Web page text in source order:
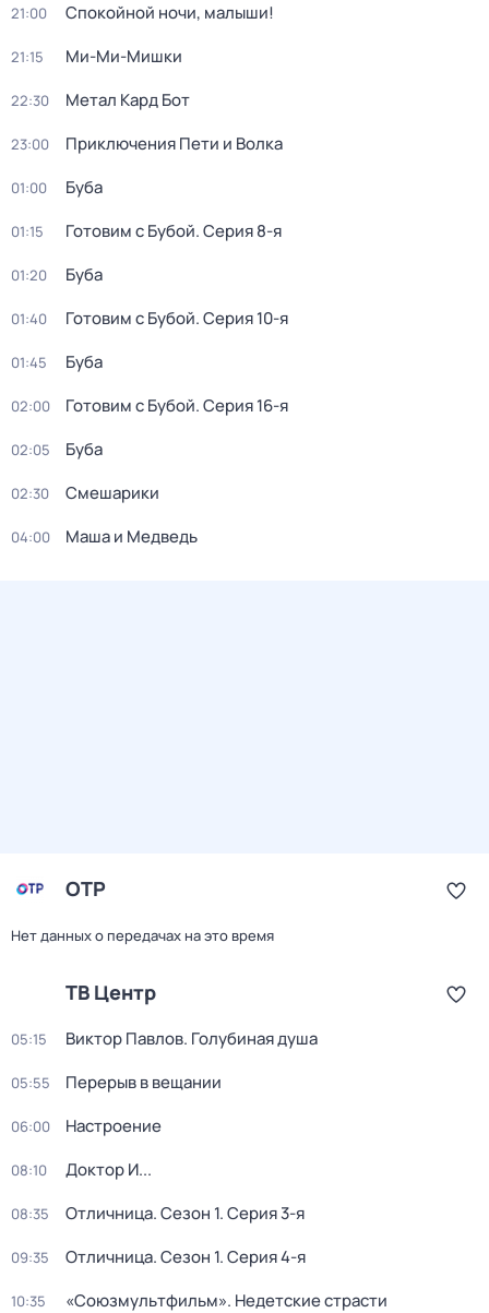
21:00 Спокойной ночи, малыши!
21:15 Ми-Ми-Мишки
22:30 Метал Кард Бот
23:00 Приключения Пети и Волка
01:00 Буба
01:15 Готовим с Бубой. Серия 8-я
01:20 Буба
01:40 Готовим с Бубой. Серия 10-я
01:45 Буба
02:00 Готовим с Бубой. Серия 16-я
02:05 Буба
02:30 Смешарики
04:00 Маша и Медведь
ОТР
Нет данных о передачах на это время
ТВ Центр
05:15 Виктор Павлов. Голубиная душа
05:55 Перерыв в вещании
06:00 Настроение
08:10 Доктор И...
08:35 Отличница. Сезон 1. Серия 3-я
09:35 Отличница. Сезон 1. Серия 4-я
10:35 «Союзмультфильм». Недетские страсти